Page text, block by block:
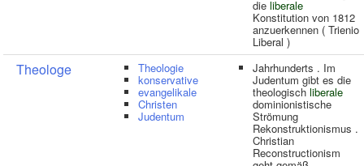
die liberale
Konstitution von 1812
anzuerkennen ( Trienio
Liberal )
Theologe Theologie
konservative
evangelikale
Christen
Judentum
Jahrhunderts . Im
Judentum gibt es die
theologischliberale
dominionistische
Strömung
Rekonstruktionismus .
Christian
Reconstructionism